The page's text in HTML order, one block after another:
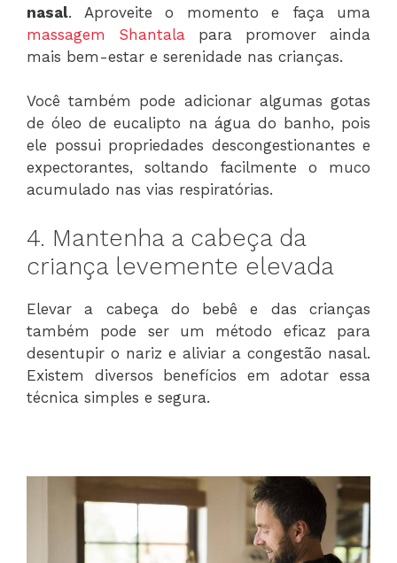
nasal. Aproveite o momento e faça uma
massagem Shantala para promover ainda
mais bem-estar e serenidade nas crianças.
Você também pode adicionar algumas gotas
de óleo de eucalipto na água do banho, pois
ele possui propriedades descongestionantes e
expectorantes, soltando facilmente o muco
acumulado nas vias respiratórias.
4. Mantenha a cabeça da
criança levemente elevada
Elevar a cabeça do bebê e das crianças
também pode ser um método eficaz para
desentupir o nariz e aliviar a congestão nasal.
Existem diversos benefícios em adotar essa
técnica simples e segura.